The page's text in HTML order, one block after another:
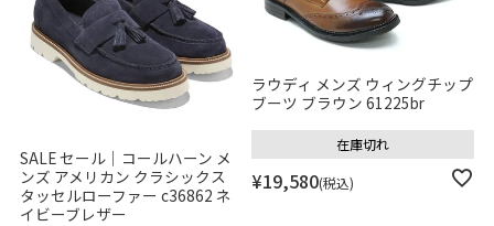
SALE セール｜コールハーン メ
ンズ アメリカン クラシックス
タッセルローファー c36862 ネ
イビーブレザー
ラウディ メンズ ウィングチップ
ブーツ ブラウン 61225br
¥19,580 税込
在庫切れ